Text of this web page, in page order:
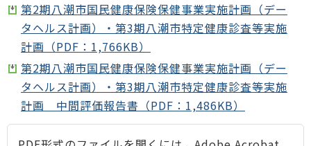
第2期八潮市国民健康保険保健事業実施計画（デー
タヘルス計画）・第3期八潮市特定健康診査等実施
計画（PDF：1,766KB）
第2期八潮市国民健康保険保健事業実施計画（デー
タヘルス計画）・第3期八潮市特定健康診査等実施
計画 中間評価報告書（PDF：1,486KB）